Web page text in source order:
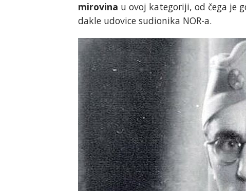
mirovina u ovoj kategoriji, od čega je
dakle udovice sudionika NOR-a.